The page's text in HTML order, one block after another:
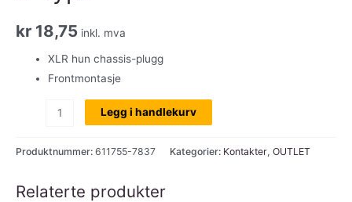
kr 18,75 inkl. mva
XLR hun chassis-plugg
Frontmontasje
Connectors
-
Legg i handlekurv
Produktnummer: 611755-7837 Kategorier: Kontakter, OUTLET
Relaterte produkter